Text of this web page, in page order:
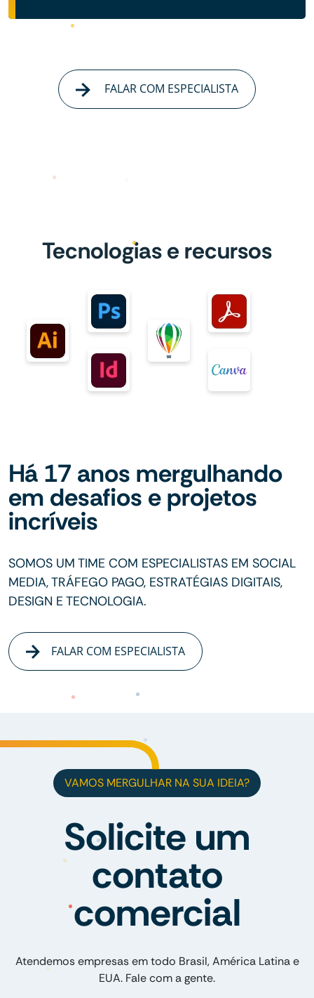
FALAR COM ESPECIALISTA
Tecnologias e recursos
Há 17 anos mergulhando
em desafios e projetos
incríveis
SOMOS UM TIME COM ESPECIALISTAS EM SOCIAL
MEDIA, TRÁFEGO PAGO, ESTRATÉGIAS DIGITAIS,
DESIGN E TECNOLOGIA.
FALAR COM ESPECIALISTA
VAMOS MERGULHAR NA SUA IDEIA?
Solicite um
contato
comercial
Atendemos empresas em todo Brasil, América Latina e
EUA. Fale com a gente.